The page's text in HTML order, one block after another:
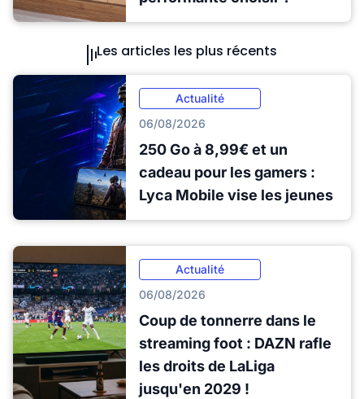
Les articles les plus récents
Actualité
06/08/2026
250 Go à 8,99€ et un
cadeau pour les gamers :
Lyca Mobile vise les jeunes
Actualité
06/08/2026
Coup de tonnerre dans le
streaming foot : DAZN rafle
les droits de LaLiga
jusqu'en 2029 !